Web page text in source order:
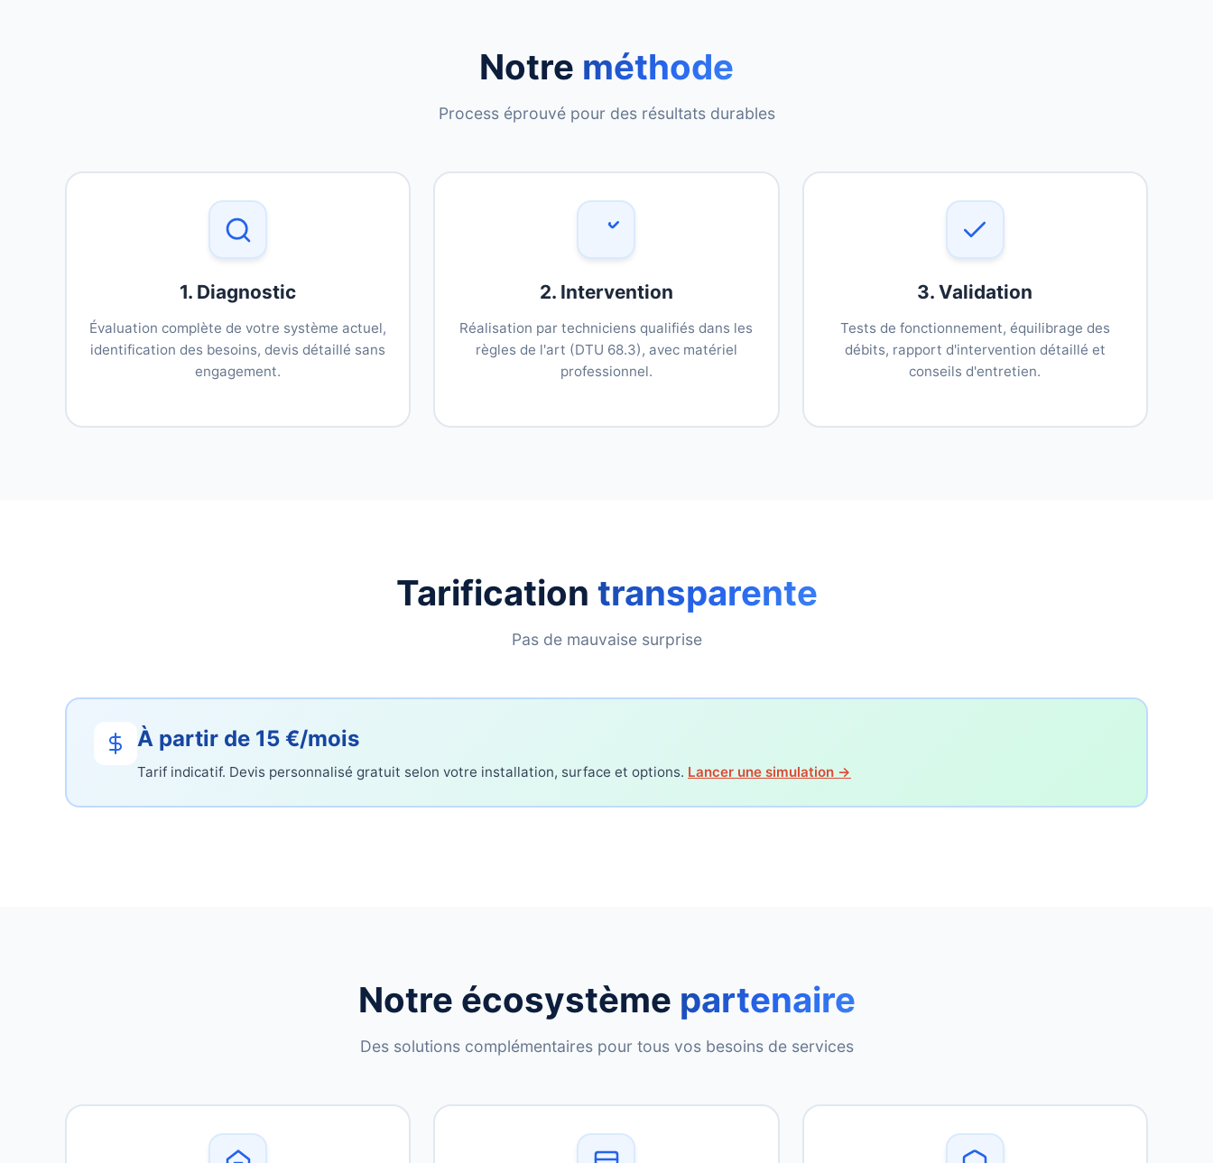
Notre méthode
Process éprouvé pour des résultats durables
1. Diagnostic
Évaluation complète de votre système actuel,
identification des besoins, devis détaillé sans
engagement.
2. Intervention
Réalisation par techniciens qualifiés dans les
règles de l'art (DTU 68.3), avec matériel
professionnel.
3. Validation
Tests de fonctionnement, équilibrage des
débits, rapport d'intervention détaillé et
conseils d'entretien.
Tarification transparente
Pas de mauvaise surprise
À partir de 15 €/mois
Tarif indicatif. Devis personnalisé gratuit selon votre installation, surface et options. Lancer une simulation →
Notre écosystème partenaire
Des solutions complémentaires pour tous vos besoins de services